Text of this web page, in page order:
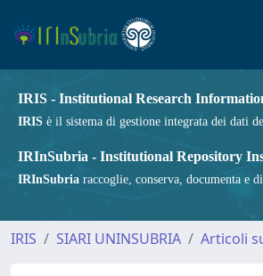
IRIS - Institutional Research
IRIS è il sistema di gestione integrata dei dati
IRInSubria - Institutional Repository
IRInSubria raccoglie, conserva, documenta e
IRIS SIARI UNINSUBRIA Articoli